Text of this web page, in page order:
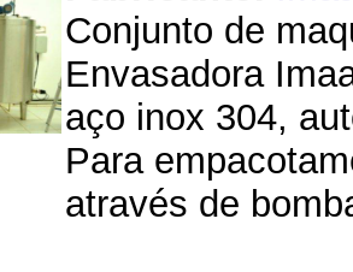
Conjunto de
Envasadora
aço inox 304,
Para
através de